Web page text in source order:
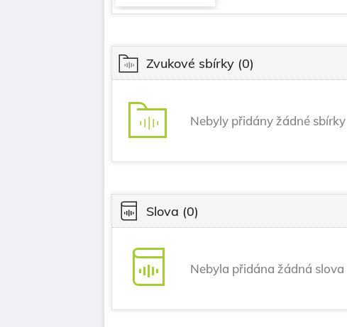
Zvukové sbírky (0)
Nebyly přidány žádné sbírky
Slova (0)
Nebyla přidána žádná slova